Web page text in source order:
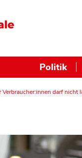
Politik
darf nicht